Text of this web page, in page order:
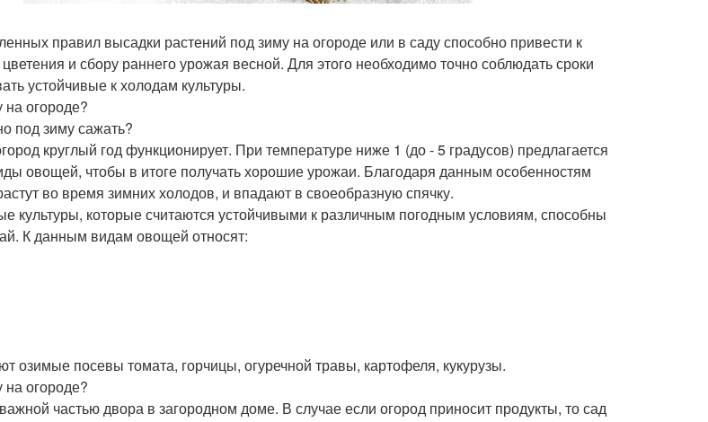
правил высадки растений под зиму на огороде или в саду способно привести к
и сбору раннего урожая весной. Для этого необходимо точно соблюдать сроки
устойчивые к холодам культуры.
огороде?
под зиму сажать?
круглый год функционирует. При температуре ниже 1 (до - 5 градусов) предлагается
овощей, чтобы в итоге получать хорошие урожаи. Благодаря данным особенностям
во время зимних холодов, и впадают в своеобразную спячку.
культуры, которые считаются устойчивыми к различным погодным условиям, способны
К данным видам овощей относят:
озимые посевы томата, горчицы, огуречной травы, картофеля, кукурузы.
огороде?
частью двора в загородном доме. В случае если огород приносит продукты, то сад